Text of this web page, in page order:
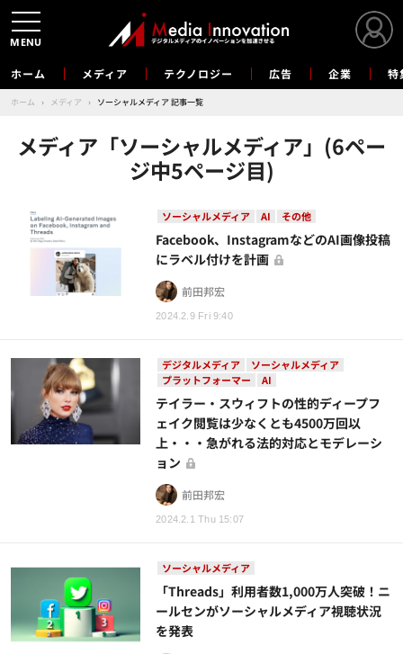
ホーム メディア テクノロジー 広告 企業 特
ホーム › メディア › ソーシャルメディア 記事一覧
メディア「ソーシャルメディア」(6ペー
ジ中5ページ目)
ソーシャルメディア AI その他
2024.2.9 Fri 9:40
Facebook、InstagramなどのAI画像投稿
にラベル付けを計画
前田邦宏
デジタルメディア
ソーシャルメディア
プラットフォーマー
AI
2024.2.1 Thu 15:07
テイラー・スウィフトの性的ディープフ
ェイク閲覧は少なくとも4500万回以
上・・・急がれる法的対応とモデレーシ
ョン
前田邦宏
ソーシャルメディア
「Threads」利用者数1,000万人突破！ニ
ールセンがソーシャルメディア視聴状況
を発表
MENU